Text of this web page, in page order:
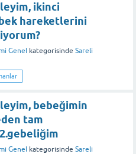
ikinci
hareketlerini
Genel kategorisinde Sareli
bebeğimin
tam
Genel kategorisinde Sareli